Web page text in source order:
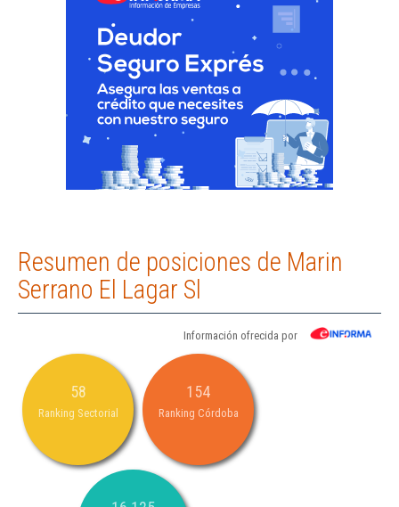
Resumen de posiciones de Marin
Serrano El Lagar Sl
Información ofrecida por
58
Ranking Sectorial
154
Ranking Córdoba